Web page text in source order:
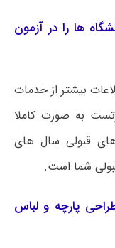
ها را در آزمون
بیشتر از خدمات
به صورت کاملا
های قبولی سال های
شما است.
پارچه و لباس